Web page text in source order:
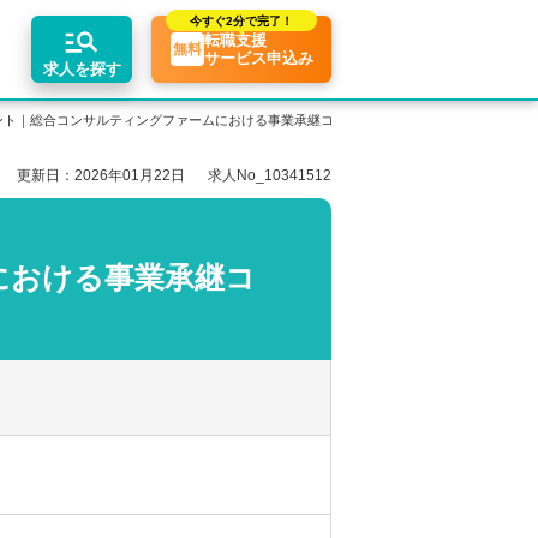
求人を探す
今すぐ2分で完了！
無料転職支援
サービス申込み
アアドバイザーの紹介
求人例
コンテンツ
転職成功ノウハウ
業界トピックス
税理士用語辞典
エリア別求人情報
関西
｜総合コンサルティングファームにおける事業承継コンサル業務！【静岡県浜松市】
更新日：2026年01月22日 求人No_10341512
ける事業承継コ